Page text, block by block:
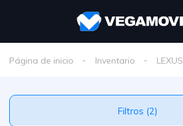
Página de inicio Inventario LEXUS
Filtros (2)